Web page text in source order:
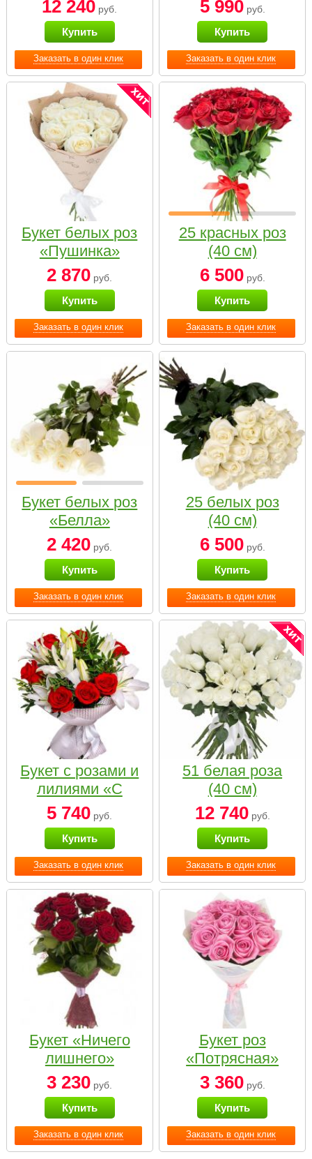
Заказать в один клик
12 240 руб.
Купить
Заказать в один клик
5 990руб.
Купить
Заказать в один клик
Букет белых роз
«Пушинка»
2 870 руб.
Купить
Заказать в один клик
25 красных роз
(40 см)
6 500руб.
Купить
Заказать в один клик
Букет белых роз
«Белла»
2 420 руб.
Купить
Заказать в один клик
25 белых роз
(40 см)
6 500руб.
Купить
Заказать в один клик
Букет с розами и
лилиями «С
наилучшими
пожеланиями»
5 740 руб.
Купить
Заказать в один клик
51 белая роза
(40 см)
12 740руб.
Купить
Заказать в один клик
Букет «Ничего
лишнего»
3 230 руб.
Купить
Заказать в один клик
Букет роз
«Потрясная»
3 360руб.
Купить